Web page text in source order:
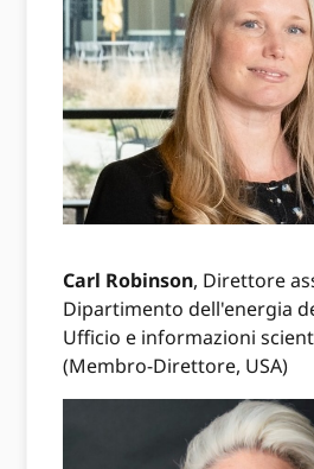
Carl Robinson, Direttore
Dipartimento dell'energia
Ufficio e informazioni
(Membro-Direttore, USA)